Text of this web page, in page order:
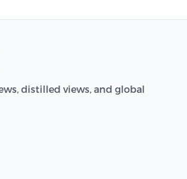
distilled views, and global